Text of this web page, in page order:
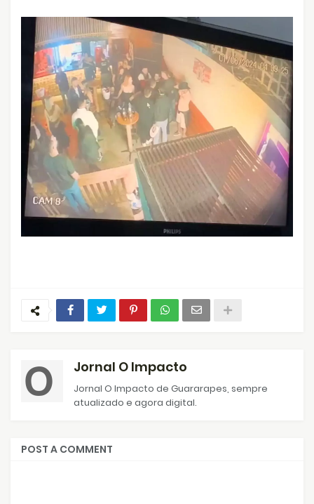
Jornal O Impacto
Jornal O Impacto de Guararapes, sempre
atualizado e agora digital.
POST A COMMENT